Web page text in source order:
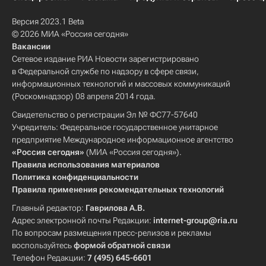
Версия 2023.1 Beta
© 2026 МИА «Россия сегодня»
Вакансии
Сетевое издание РИА Новости зарегистрировано
в Федеральной службе по надзору в сфере связи,
информационных технологий и массовых коммуникаций
(Роскомнадзор) 08 апреля 2014 года.
Свидетельство о регистрации Эл № ФС77-57640
Учредитель: Федеральное государственное унитарное
предприятие Международное информационное агентство
«Россия сегодня» (МИА «Россия сегодня»).
Правила использования материалов
Политика конфиденциальности
Правила применения рекомендательных технологий
Главный редактор: Гаврилова А.В.
Адрес электронной почты Редакции: internet-group@ria.ru
По вопросам размещения пресс-релизов и рекламы
воспользуйтесьформой обратной связи
Телефон Редакции: 7 (495) 645-6601